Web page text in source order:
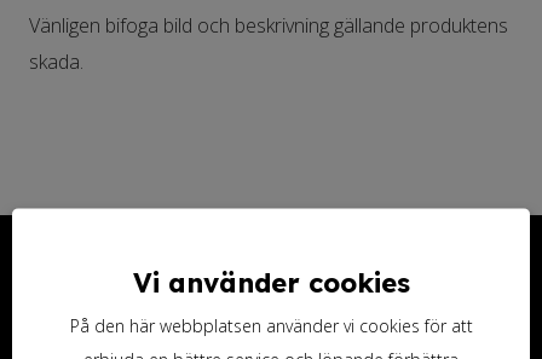
Vänligen bifoga bild och beskrivning gällande produktens
skada.
Ottosson Färgmakeri AB
Kontoristgatan 10
Vi använder cookies
På den här webbplatsen använder vi cookies för att